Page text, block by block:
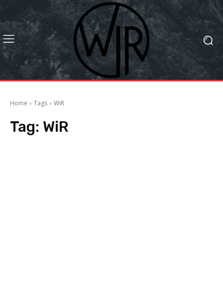
Home Tags WiR
Tag: WiR